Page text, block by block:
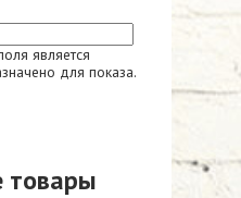
является
для показа.
товары